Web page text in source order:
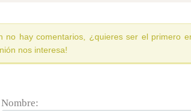
no hay comentarios, ¿quieres ser el primero
nos interesa!
Nombre: